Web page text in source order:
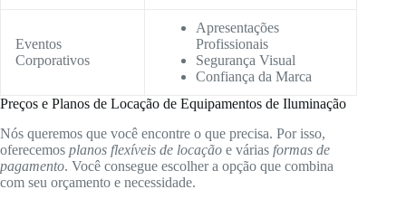
Eventos
Corporativos
Apresentações
Profissionais
Segurança Visual
Confiança da Marca
Preços e Planos de Locação de Equipamentos de Iluminação
Nós queremos que você encontre o que precisa. Por isso,
oferecemos planos flexíveis de locação e várias formas de
pagamento. Você consegue escolher a opção que combina
com seu orçamento e necessidade.